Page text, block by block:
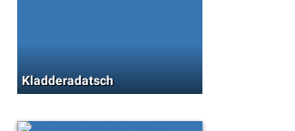
Kladderadatsch